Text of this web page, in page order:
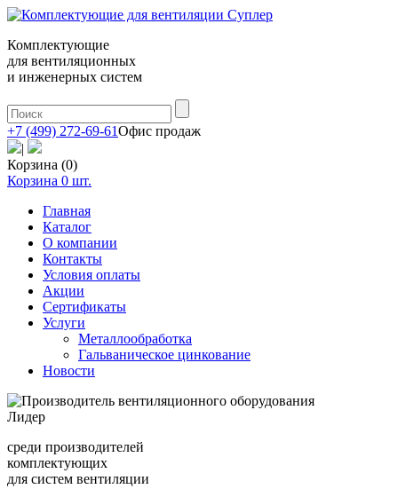
Комплектующие
для вентиляционных
и инженерных систем
+7 (499) 272-69-61Офис продаж
|
Корзина (0)
Корзина 0 шт.
Главная
Каталог
О компании
Контакты
Условия оплаты
Акции
Сертификаты
Услуги
Металлообработка
Гальваническое цинкование
Новости
Лидер
среди производителей
комплектующих
для систем вентиляции